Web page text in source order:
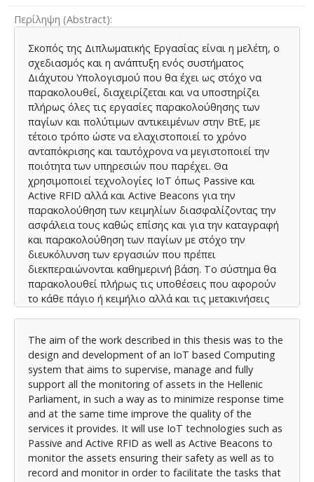
Περίληψη (Abstract)
Σκοπός της Διπλωματικής Εργασίας είναι η μελέτη, ο
σχεδιασμός και η ανάπτυξη ενός συστήματος
Διάχυτου Υπολογισμού που θα έχει ως στόχο να
παρακολουθεί, διαχειρίζεται και να υποστηρίζει
πλήρως όλες τις εργασίες παρακολούθησης των
παγίων και πολύτιμων αντικειμένων στην ΒτΕ, με
τέτοιο τρόπο ώστε να ελαχιστοποιεί το χρόνο
ανταπόκρισης και ταυτόχρονα να μεγιστοποιεί την
ποιότητα των υπηρεσιών που παρέχει. Θα
χρησιμοποιεί τεχνολογίες ΙοΤ όπως Passive και
Active RFID αλλά και Active Beacons για την
παρακολούθηση των κειμηλίων διασφαλίζοντας την
ασφάλεια τους καθώς επίσης και για την καταγραφή
και παρακολούθηση των παγίων με στόχο την
διευκόλυνση των εργασιών που πρέπει
διεκπεραιώνονται καθημερινή βάση. Το σύστημα θα
παρακολουθεί πλήρως τις υποθέσεις που αφορούν
το κάθε πάγιο ή κειμήλιο αλλά και τις μετακινήσεις
πάγια που έχουν μετακινηθεί μεταξύ γραφείων της
ΒτΕ ενισχύοντας σημαντικά την αποτελεσματικότητα
και την εργασίες κατά την απογραφή. Μέχρι τώρα, σε
όσες δημόσιες υπηρεσίες έχει γίνει σχετική έρευνα ,
έχει διαπιστωθεί ότι η αντιμετώπιση του
προβλήματος διαχείρισης της παρακολούθησης
υλοποιείται στην καλύτερη περίπτωση σε εφαρμογές
που δεν είναι εξιδεικευμένες για τον σκοπό αυτό και
στην χειρότερη σε λογιστικά φύλλα, πρόχειρες
βάσεις δεδομένων, μπλοκάκια, ημερολόγια ενώ η
The aim of the work described in this thesis was to the
design and development of an IoT based Computing
system that aims to supervise, manage and fully
support all the monitoring of assets in the Hellenic
Parliament, in such a way as to minimize response time
and at the same time improve the quality of the
services it provides. It will use IoT technologies such as
Passive and Active RFID as well as Active Beacons to
monitor the assets ensuring their safety as well as to
record and monitor in order to facilitate the tasks that